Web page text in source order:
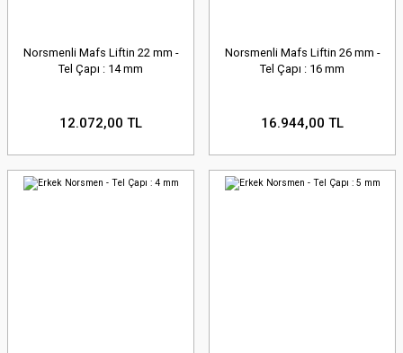
Norsmenli Mafs Liftin 22 mm -
Tel Çapı : 14 mm
12.072,00 TL
Norsmenli Mafs Liftin 26 mm -
Tel Çapı : 16 mm
16.944,00 TL